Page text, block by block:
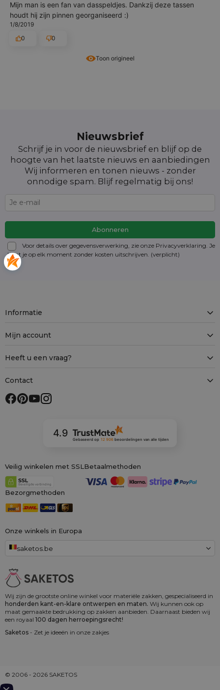
Toon origineel
Mijn man is een fan van dasspeldjes. Dankzij deze tassen
houdt hij zijn pinnen georganiseerd :)
1/8/2019
0
0
Nieuwsbrief
Schrijf je in voor de nieuwsbrief en blijf op de
hoogte van het laatste nieuws en aanbiedingen
Wij informeren en tonen nieuws - zonder
onnodige spam. Blijf regelmatig bij ons!
Voor details over gegevensverwerking, zie onze Privacyverklaring. Je
kunt je op elk moment zonder kosten uitschrijven. (verplicht)
Wij zijn de grootste online winkel voor materiële zakken, gespecialiseerd in
honderden kant-en-klare ontwerpen en maten. Wij kunnen ook op
maat gemaakte bedrukking op zakken aanbieden. Daarnaast bieden wij
een royaal 100 dagen herroepingsrecht!
Saketos - Zet je ideeën in onze zakjes
Onze winkels in Europa
saketos.be
Informatie
Mijn account
Heeft u een vraag?
Contact
4.9
Gebaseerd op 12 906 beoordelingenvan alle tijden
Veilig winkelen met SSL Betaalmethoden
Bezorgmethoden
© 2006 - 2026 SAKETOS